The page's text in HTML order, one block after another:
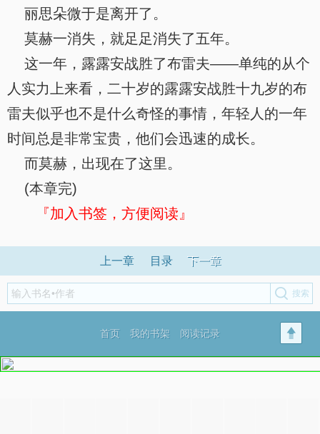
丽思朵微于是离开了。
莫赫一消失，就足足消失了五年。
这一年，露露安战胜了布雷夫——单纯的从个
人实力上来看，二十岁的露露安战胜十九岁的布
雷夫似乎也不是什么奇怪的事情，年轻人的一年
时间总是非常宝贵，他们会迅速的成长。
而莫赫，出现在了这里。
(本章完)
『加入书签，方便阅读』
上一章 目录 下一章
首页 我的书架 阅读记录